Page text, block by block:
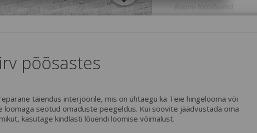
Trükkida pilt fotolõuendi äärtele:
Kaugus äärtest:
Raami fotolõuend
põõsastes
täiendus interjöörile, mis on ühtaegu ka Teie hingelooma või
loomaga seotud omaduste peegeldus. Kui soovite jäädvustada oma
kasutage kindlasti lõuendi loomise võimalust.